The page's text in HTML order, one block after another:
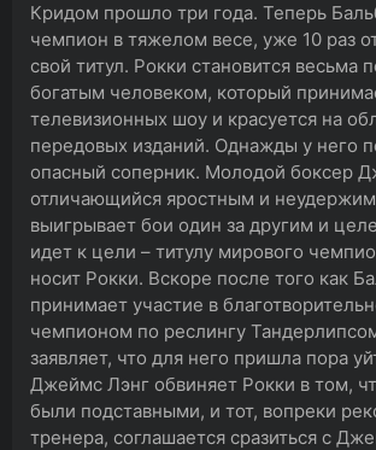
Кридом прошло три года. Теперь
чемпион в тяжелом весе, уже 10 раз
свой титул. Рокки становится весьма
богатым человеком, который
телевизионных шоу и красуется на
передовых изданий. Однажды у него
опасный соперник. Молодой боксер
отличающийся яростным и
выигрывает бои один за другим и
идет к цели – титулу мирового
носит Рокки. Вскоре после того как
принимает участие в
чемпионом по реслингу
заявляет, что для него пришла пора
Джеймс Лэнг обвиняет Рокки в том,
были подставными, и тот, вопреки
тренера, соглашается сразиться с